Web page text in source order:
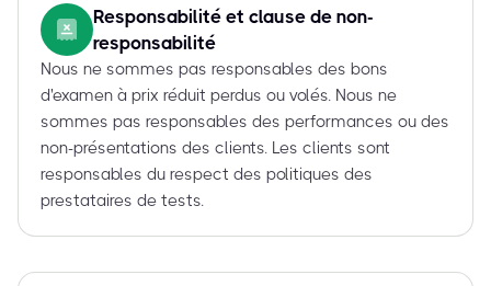
Responsabilité et clause de non-
responsabilité
Nous ne sommes pas responsables des bons
d'examen à prix réduit perdus ou volés. Nous ne
sommes pas responsables des performances ou des
non-présentations des clients. Les clients sont
responsables du respect des politiques des
prestataires de tests.